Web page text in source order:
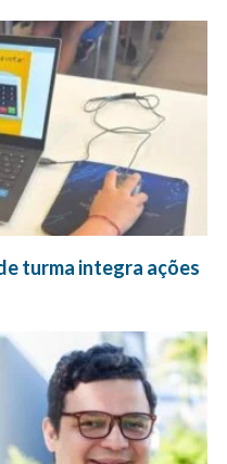
turma integra ações